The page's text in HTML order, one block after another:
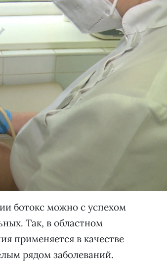
ботокс можно с успехом
Так, в областном
применяется в качестве
рядом заболеваний.